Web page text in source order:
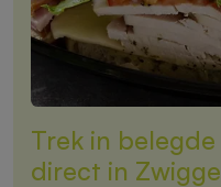
Trek in
direct in